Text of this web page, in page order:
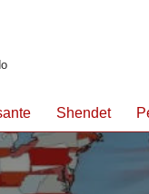
Shendet